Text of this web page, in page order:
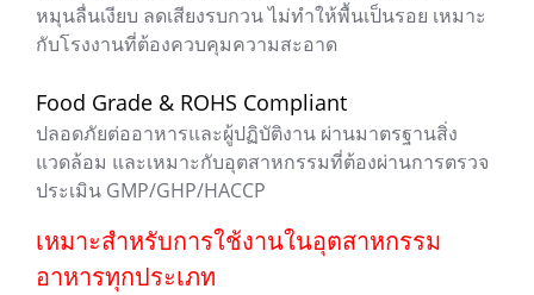
หมุนลื่นเงียบ ลดเสียงรบกวน ไม่ทำให้พื้นเป็นรอย เหมาะ
กับโรงงานที่ต้องควบคุมความสะอาด
Food Grade & ROHS Compliant
ปลอดภัยต่ออาหารและผู้ปฏิบัติงาน ผ่านมาตรฐานสิ่ง
แวดล้อม และเหมาะกับอุตสาหกรรมที่ต้องผ่านการตรวจ
ประเมิน GMP/GHP/HACCP
เหมาะสำหรับการใช้งานในอุตสาหกรรม
อาหารทุกประเภท